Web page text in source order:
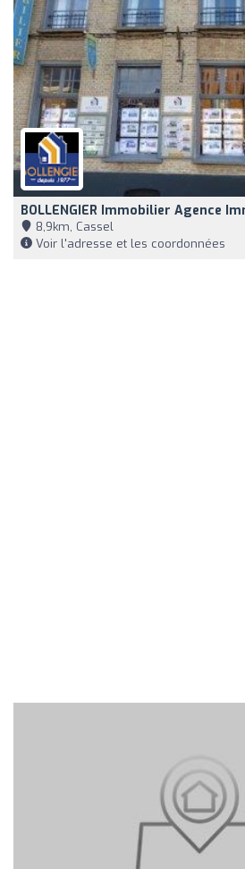
BOLLENGIER Immobilier Agence
8,9km, Cassel
Voir l'adresse et les coordonnées